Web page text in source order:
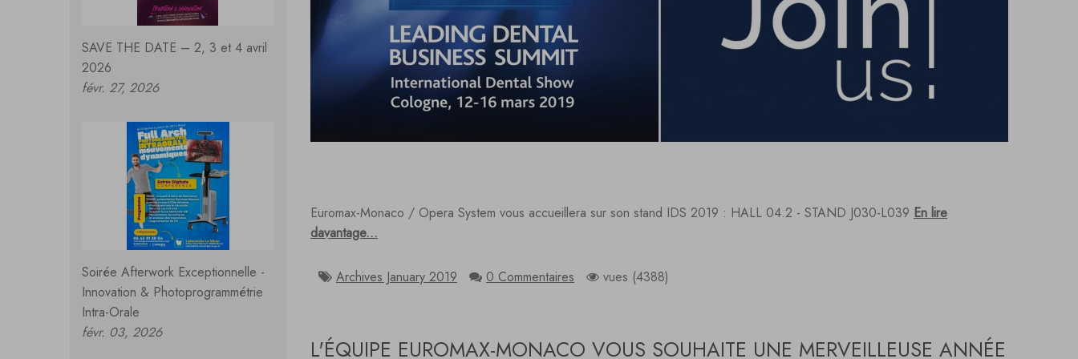
Euromax-Monaco / Opera System vous accueillera sur son stand IDS 2019 : HALL 04.2 - STAND J030-L039 En lire
davantage...
Archives January 2019 0 Commentaires vues (4388)
L'ÉQUIPE EUROMAX-MONACO VOUS SOUHAITE UNE MERVEILLEUSE ANNÉE
SAVE THE DATE – 2, 3 et 4 avril
2026
févr. 27, 2026
Soirée Afterwork Exceptionnelle -
Innovation & Photoprogrammétrie
Intra-Orale
févr. 03, 2026